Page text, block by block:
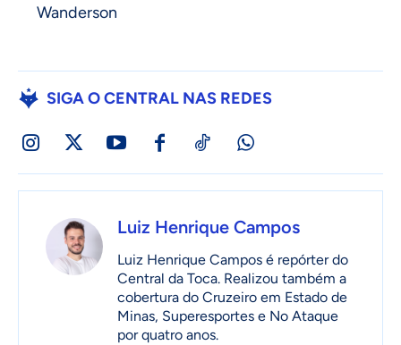
Wanderson
SIGA O CENTRAL NAS REDES
Luiz Henrique Campos
Luiz Henrique Campos é repórter do
Central da Toca. Realizou também a
cobertura do Cruzeiro em Estado de
Minas, Superesportes e No Ataque
por quatro anos.